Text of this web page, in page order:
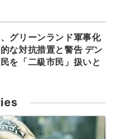
グリーンランド軍事化
な対抗措置と警告 デン
を「二級市民」扱いと